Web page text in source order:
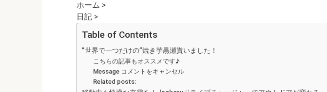
ホーム >
日記 >
Table of Contents
”世界で一つだけの”焼き芋黒瀬貰いました！
こちらの記事もオススメです♪
Message コメントをキャンセル
Related posts: